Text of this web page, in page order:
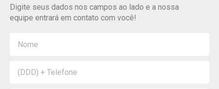
Digite seus dados nos campos ao lado e a nossa
equipe entrará em contato com você!